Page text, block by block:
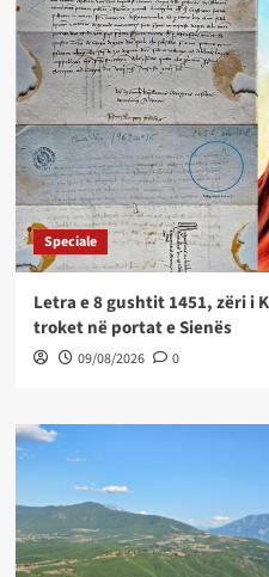
Speciale
Letra e 8 gushtit 1451, zëri i
troket në portat e Sienës
09/08/2026 0